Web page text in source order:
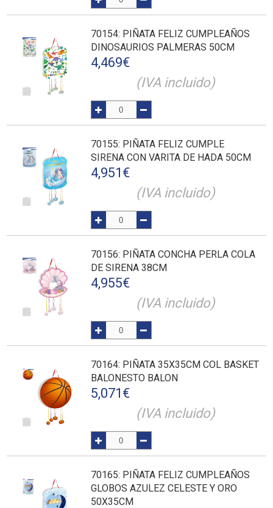
70154: PIÑATA FELIZ CUMPLEAÑOS
DINOSAURIOS PALMERAS 50CM
4,469€
(IVA incluido)
70155: PIÑATA FELIZ CUMPLE
SIRENA CON VARITA DE HADA 50CM
4,951 €
(IVA incluido)
70156: PIÑATA CONCHA PERLA COLA
DE SIRENA 38CM
4,955€
(IVA incluido)
70164: PIÑATA 35X35CM COL BASKET
BALONESTO BALON
5,071 €
(IVA incluido)
70165: PIÑATA FELIZ CUMPLEAÑOS
GLOBOS AZULEZ CELESTE Y ORO
50X35CM